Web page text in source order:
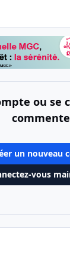
ou se
un nouveau
vous